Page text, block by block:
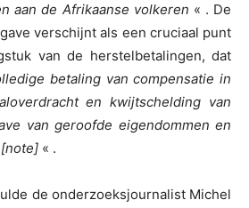
aan de Afrikaanse volkeren « . De
verschijnt als een cruciaal punt
van de herstelbetalingen, dat
betaling van compensatie in
en kwijtschelding van
van geroofde eigendommen en
[note] « .
de onderzoeksjournalist Michel